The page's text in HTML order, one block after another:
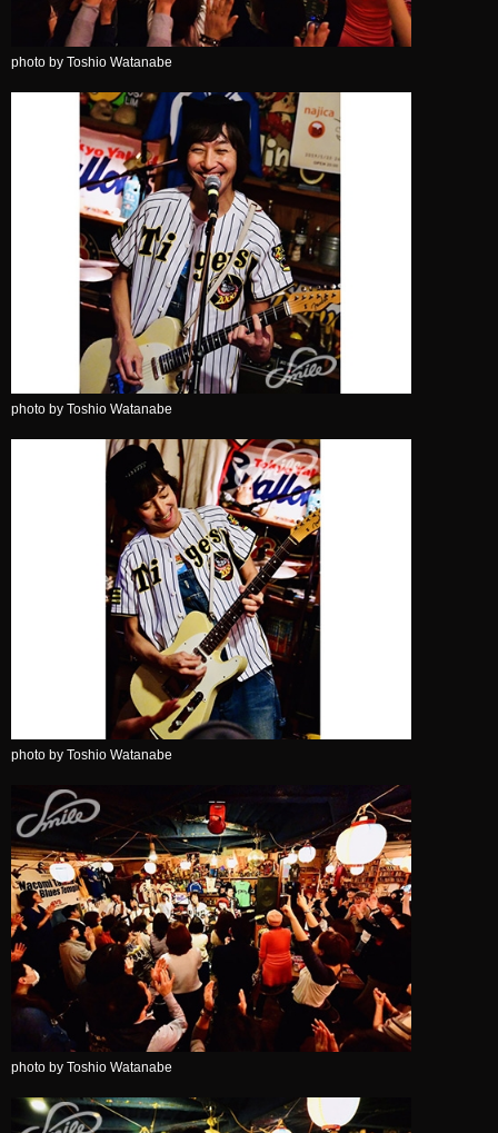
photo by Toshio Watanabe
photo by Toshio Watanabe
photo by Toshio Watanabe
photo by Toshio Watanabe